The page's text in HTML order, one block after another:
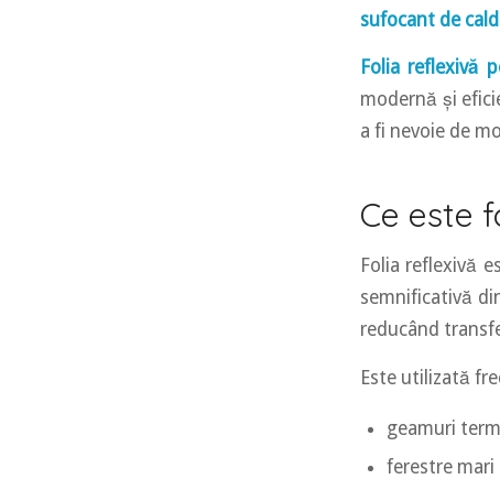
sufocant de
Folia reflexivă
modernă și
a fi nevoie de
Ce este
Folia reflexivă
semnificativă
reducând
Este utilizată
geamuri
ferestre mari